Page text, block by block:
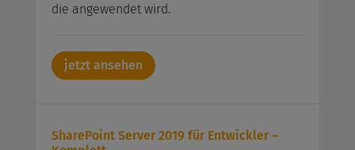
die angewendet wird.
jetzt ansehen
SharePoint Server 2019 für Entwickler –